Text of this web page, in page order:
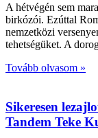
A hétvégén sem
birkózói. Ezúttal
nemzetközi
tehetségüket. A
Tovább olvasom »
Sikeresen
Tandem Teke